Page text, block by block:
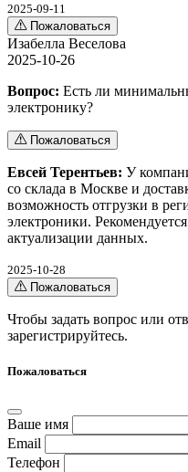
2025-09-11
Пожаловаться
Изабелла Веселова
2025-10-26
Вопрос: Есть ли
электронику?
Пожаловаться
Евсей Терентьев: У
со склада в Москве и
возможность отгрузки в
электроники.
актуализации данных.
2025-10-28
Пожаловаться
Чтобы задать вопрос или
зарегистрируйтесь.
Пожаловаться
Ваше имя
Email
Телефон